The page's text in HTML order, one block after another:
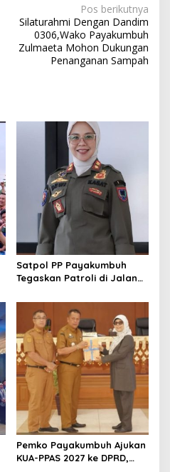
Pos berikutnya
Silaturahmi Dengan Dandim
0306,Wako Payakumbuh
Zulmaeta Mohon Dukungan
Penanganan Sampah
Satpol PP Payakumbuh
Tegaskan Patroli di Jalan
Persuasif
Pemko Payakumbuh Ajukan
KUA-PPAS 2027 ke DPRD,